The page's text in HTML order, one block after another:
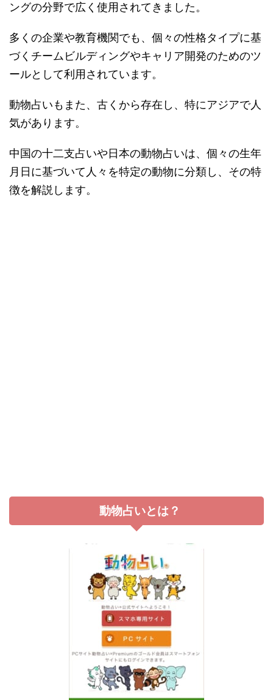
ングの分野で広く使用されてきました。
多くの企業や教育機関でも、個々の性格タイプに基
づくチームビルディングやキャリア開発のためのツ
ールとして利用されています。
動物占いもまた、古くから存在し、特にアジアで人
気があります。
中国の十二支占いや日本の動物占いは、個々の生年
月日に基づいて人々を特定の動物に分類し、その特
徴を解説します。
動物占いとは？